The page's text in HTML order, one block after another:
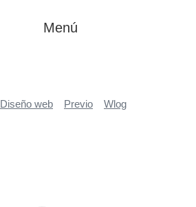
Menú
Diseño web Previo Wlog